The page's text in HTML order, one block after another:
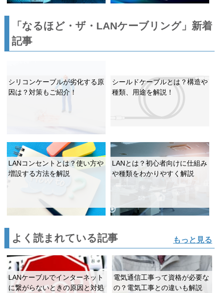
「なるほど・ザ・LANケーブリング」新着
記事
シリコンケーブルが劣化する原
因は？対策もご紹介！
シールドケーブルとは？構造や
種類、用途を解説！
LANコンセントとは？使い方や
増設する方法を解説
LANとは？初心者向けに仕組み
や種類をわかりやすく解説
よく読まれている記事 もっと見る
LANケーブルでインターネット
に繋がらないときの原因と対処
電気通信工事って資格が必要な
の？電気工事との違いも解説